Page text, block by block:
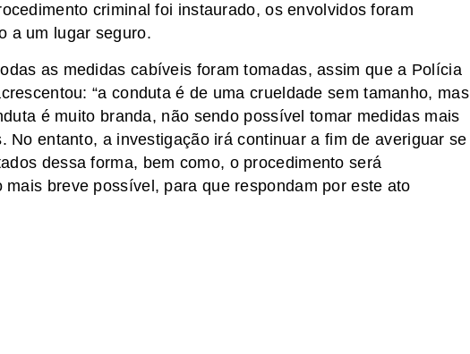
criminal foi instaurado, os envolvidos foram
a um lugar seguro.
as medidas cabíveis foram tomadas, assim que a Polícia
“a conduta é de uma crueldade sem tamanho, mas
é muito branda, não sendo possível tomar medidas mais
No entanto, a investigação irá continuar a fim de averiguar se
dessa forma, bem como, o procedimento será
breve possível, para que respondam por este ato